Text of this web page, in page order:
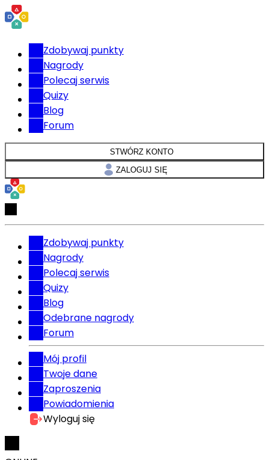
Zdobywaj punkty
Nagrody
Polecaj serwis
Quizy
Blog
Forum
STWÓRZ KONTO
ZALOGUJ SIĘ
Zdobywaj punkty
Nagrody
Polecaj serwis
Quizy
Blog
Odebrane nagrody
Forum
Mój profil
Twoje dane
Zaproszenia
Powiadomienia
Wyloguj się